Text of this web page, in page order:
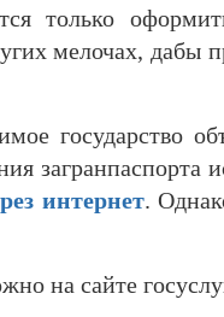
только
мелочах, дабы
государство
интернет.
на сайте